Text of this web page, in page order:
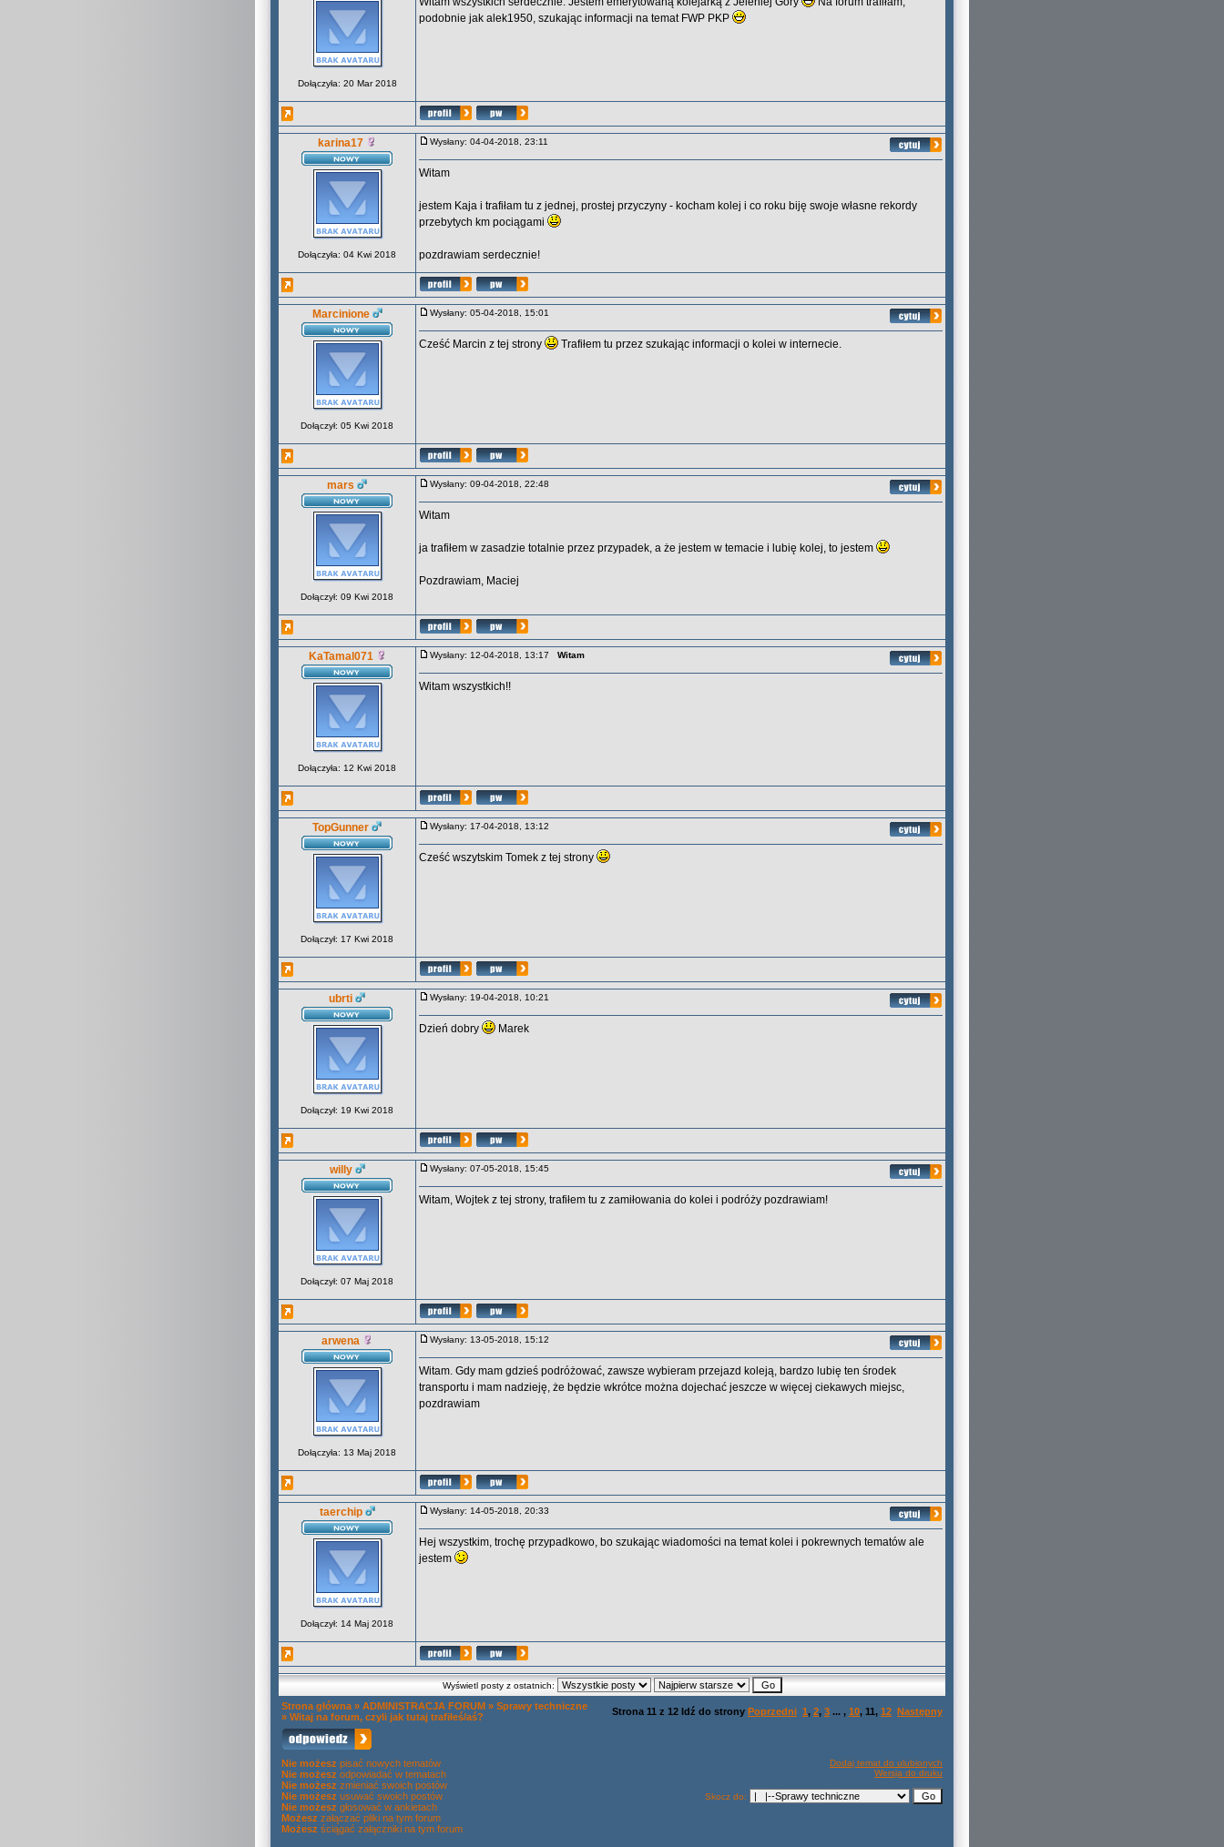
Dołączyła: 20 Mar 2018
podobnie jak alek1950, szukając informacji na temat FWP PKP
karina17
Dołączyła: 04 Kwi 2018
Wysłany: 04-04-2018, 23:11
Witam
jestem Kaja i trafiłam tu z jednej, prostej przyczyny - kocham kolej i co roku biję swoje własne rekordy
przebytych km pociągami
pozdrawiam serdecznie!
Marcinione
Dołączył: 05 Kwi 2018
Wysłany: 05-04-2018, 15:01
Cześć Marcin z tej strony Trafiłem tu przez szukając informacji o kolei w internecie.
mars
Dołączył: 09 Kwi 2018
Wysłany: 09-04-2018, 22:48
Witam
ja trafiłem w zasadzie totalnie przez przypadek, a że jestem w temacie i lubię kolej, to jestem
Pozdrawiam, Maciej
KaTamal071
Dołączyła: 12 Kwi 2018
Wysłany: 12-04-2018, 13:17 Witam
Witam wszystkich!!
TopGunner
Dołączył: 17 Kwi 2018
Wysłany: 17-04-2018, 13:12
Cześć wszytskim Tomek z tej strony
ubrti
Dołączył: 19 Kwi 2018
Wysłany: 19-04-2018, 10:21
Dzień dobry Marek
willy
Dołączył: 07 Maj 2018
Wysłany: 07-05-2018, 15:45
Witam, Wojtek z tej strony, trafiłem tu z zamiłowania do kolei i podróży pozdrawiam!
arwena
Dołączyła: 13 Maj 2018
Wysłany: 13-05-2018, 15:12
Witam. Gdy mam gdzieś podróżować, zawsze wybieram przejazd koleją, bardzo lubię ten środek
transportu i mam nadzieję, że będzie wkrótce można dojechać jeszcze w więcej ciekawych miejsc,
pozdrawiam
taerchip
Dołączył: 14 Maj 2018
Wysłany: 14-05-2018, 20:33
Hej wszystkim, trochę przypadkowo, bo szukając wiadomości na temat kolei i pokrewnych tematów ale
jestem
Wyświetl posty z ostatnich:
Strona główna » ADMINISTRACJA FORUM » Sprawy techniczne
» Witaj na forum, czyli jak tutaj trafiłeś/aś? Strona 11 z 12 Idź do strony Poprzedni 1, 2, 3 ... , 10, 11, 12 Następny
Nie możesz pisać nowych tematów
Nie możesz odpowiadać w tematach
Nie możesz zmieniać swoich postów
Nie możesz usuwać swoich postów
Nie możesz głosować w ankietach
Możesz załączać pliki na tym forum
Możesz ściągać załączniki na tym forum
Dodaj temat do ulubionych
Wersja do druku
Skocz do: